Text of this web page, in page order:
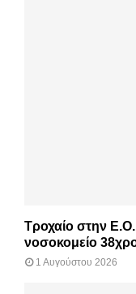
Τροχαίο στην
νοσοκομείο
1 Αυγούστου 2026